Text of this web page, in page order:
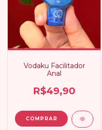
Vodaku Facilitador
Anal
R$49,90